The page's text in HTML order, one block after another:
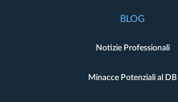
BLOG
Notizie Professionali
Minacce Potenziali al DB